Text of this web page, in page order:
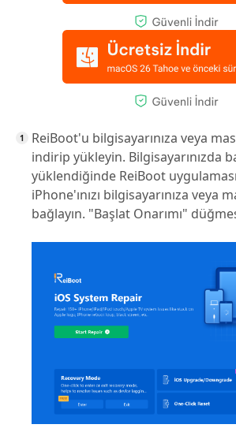
ReiBoot'u bilgisayarınıza veya
indirip yükleyin. Bilgisayarınızda
yüklendiğinde ReiBoot
iPhone'ınızı bilgisayarınıza veya
bağlayın. "Başlat Onarımı"